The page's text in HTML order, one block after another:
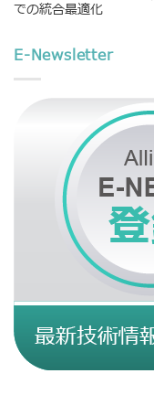
での統合最適化
E-Newsletter